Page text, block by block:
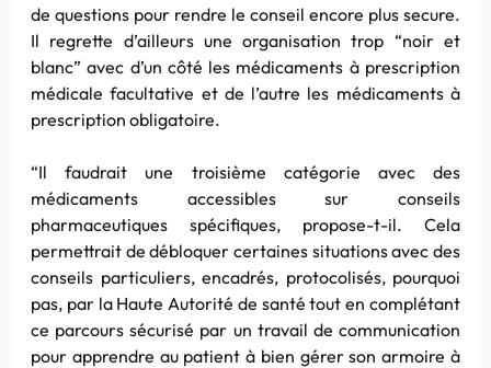
de questions pour rendre le conseil encore plus secure.
Il regrette d’ailleurs une organisation trop “noir et
blanc” avec d’un côté les médicaments à prescription
médicale facultative et de l’autre les médicaments à
prescription obligatoire.
“Il faudrait une troisième catégorie avec des
médicaments accessibles sur conseils
pharmaceutiques spécifiques, propose-t-il. Cela
permettrait de débloquer certaines situations avec des
conseils particuliers, encadrés, protocolisés, pourquoi
pas, par la Haute Autorité de santé tout en complétant
ce parcours sécurisé par un travail de communication
pour apprendre au patient à bien gérer son armoire à